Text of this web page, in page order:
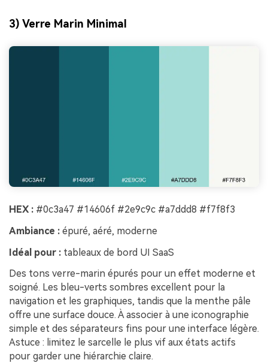
3) Verre Marin Minimal
HEX : #0c3a47 #14606f #2e9c9c #a7ddd8 #f7f8f3
Ambiance : épuré, aéré, moderne
Idéal pour : tableaux de bord UI SaaS
Des tons verre-marin épurés pour un effet moderne et
soigné. Les bleu-verts sombres excellent pour la
navigation et les graphiques, tandis que la menthe pâle
offre une surface douce. À associer à une iconographie
simple et des séparateurs fins pour une interface légère.
Astuce : limitez le sarcelle le plus vif aux états actifs
pour garder une hiérarchie claire.